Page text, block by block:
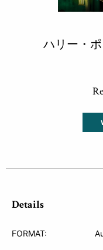
ハリー・
Details
FORMAT: